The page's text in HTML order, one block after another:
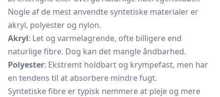
Nogle af de mest anvendte syntetiske materialer er
akryl, polyester og nylon.
Akryl: Let og varmelagrende, ofte billigere end
naturlige fibre. Dog kan det mangle åndbarhed.
Polyester: Ekstremt holdbart og krympefast, men har
en tendens til at absorbere mindre fugt.
Syntetiske fibre er typisk nemmere at pleje og mere